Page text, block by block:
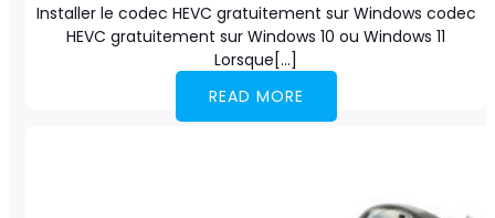
Installer le codec HEVC gratuitement sur Windows codec
HEVC gratuitement sur Windows 10 ou Windows 11
Lorsque[…]
READ MORE